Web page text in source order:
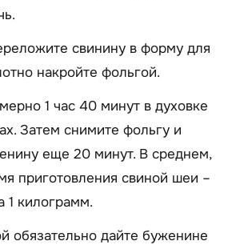
свинину в форму для
накройте фольгой.
1 час 40 минут в духовке
Затем снимите фольгу и
еще 20 минут. В среднем,
приготовления свиной шеи –
1 килограмм.
обязательно дайте буженине